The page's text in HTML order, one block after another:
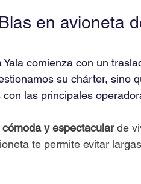
en avioneta
comienza con un
su chárter, sino
las principales
y espectacular de
te permite evitar